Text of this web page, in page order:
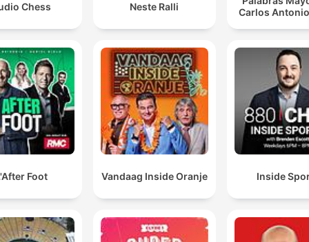
Chess Neste Ralli
Carlos
Foot Vandaag Inside Oranje Inside